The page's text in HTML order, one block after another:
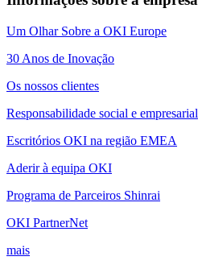
Um Olhar Sobre a OKI Europe
30 Anos de Inovação
Os nossos clientes
Responsabilidade social e empresarial
Escritórios OKI na região EMEA
Aderir à equipa OKI
Programa de Parceiros Shinrai
OKI PartnerNet
mais